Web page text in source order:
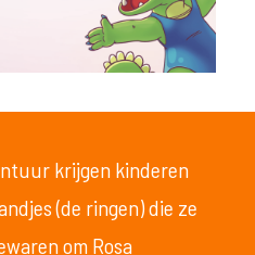
krijgen kinderen
(de ringen) die ze
om Rosa